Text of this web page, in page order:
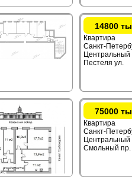
14800
Квартира
Санкт-
Центральный
Пестеля ул.
75000
Квартира
Санкт-
Центральный
Смольный пр.